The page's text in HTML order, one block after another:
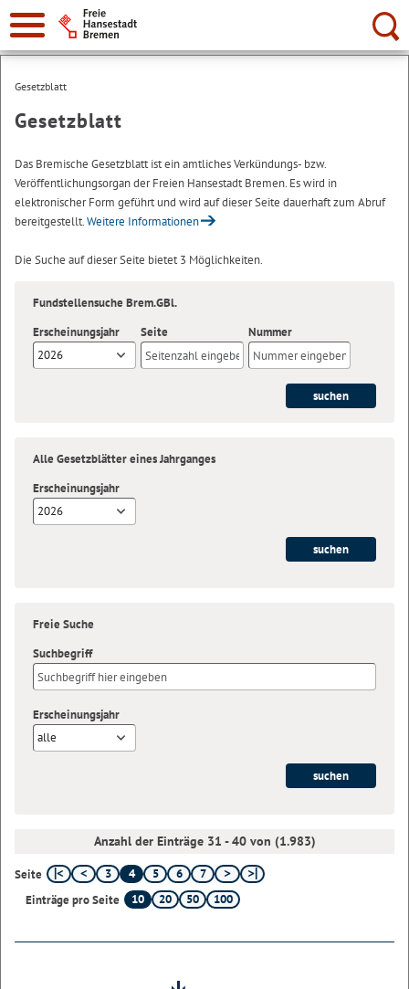
Suche:
Gesetzblatt
Gesetzblatt
Das Bremische Gesetzblatt ist ein amtliches Verkündungs- bzw.
Veröffentlichungsorgan der Freien Hansestadt Bremen. Es wird in
elektronischer Form geführt und wird auf dieser Seite dauerhaft zum Abruf
bereitgestellt.Weitere Informationen
Die Suche auf dieser Seite bietet 3 Möglichkeiten.
Fundstellensuche Brem.GBl.
Erscheinungsjahr
2026
Seite Nummer
Alle Gesetzblätter eines Jahrganges
Erscheinungsjahr
2026
Freie Suche
Suchbegriff
Erscheinungsjahr
alle
Anzahl der Einträge 31 - 40 von (1.983)
Seite 3 4 5 6
7
Einträge pro Seite
10 20 50 100